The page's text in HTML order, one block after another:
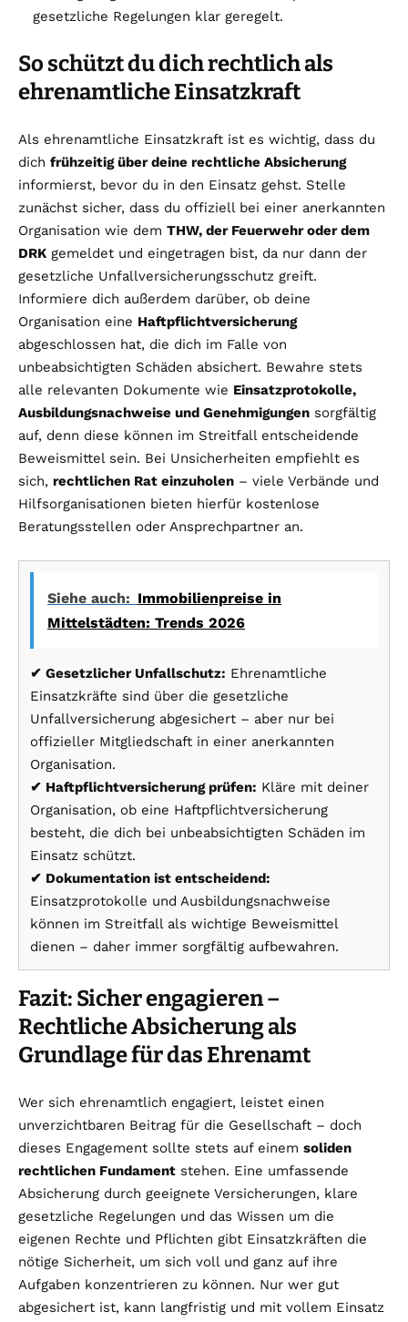
gesetzliche Regelungen klar geregelt.
So schützt du dich rechtlich als
ehrenamtliche Einsatzkraft
Als ehrenamtliche Einsatzkraft ist es wichtig, dass du
dich frühzeitig über deine rechtliche Absicherung
informierst, bevor du in den Einsatz gehst. Stelle
zunächst sicher, dass du offiziell bei einer anerkannten
Organisation wie dem THW, der Feuerwehr oder dem
DRK gemeldet und eingetragen bist, da nur dann der
gesetzliche Unfallversicherungsschutz greift.
Informiere dich außerdem darüber, ob deine
Organisation eine Haftpflichtversicherung
abgeschlossen hat, die dich im Falle von
unbeabsichtigten Schäden absichert. Bewahre stets
alle relevanten Dokumente wie Einsatzprotokolle,
Ausbildungsnachweise und Genehmigungen sorgfältig
auf, denn diese können im Streitfall entscheidende
Beweismittel sein. Bei Unsicherheiten empfiehlt es
sich, rechtlichen Rat einzuholen – viele Verbände und
Hilfsorganisationen bieten hierfür kostenlose
Beratungsstellen oder Ansprechpartner an.
Siehe auch: Immobilienpreise in
Mittelstädten: Trends 2026
✔ Gesetzlicher Unfallschutz: Ehrenamtliche
Einsatzkräfte sind über die gesetzliche
Unfallversicherung abgesichert – aber nur bei
offizieller Mitgliedschaft in einer anerkannten
Organisation.
✔ Haftpflichtversicherung prüfen: Kläre mit deiner
Organisation, ob eine Haftpflichtversicherung
besteht, die dich bei unbeabsichtigten Schäden im
Einsatz schützt.
✔ Dokumentation ist entscheidend:
Einsatzprotokolle und Ausbildungsnachweise
können im Streitfall als wichtige Beweismittel
dienen – daher immer sorgfältig aufbewahren.
Fazit: Sicher engagieren –
Rechtliche Absicherung als
Grundlage für das Ehrenamt
Wer sich ehrenamtlich engagiert, leistet einen
unverzichtbaren Beitrag für die Gesellschaft – doch
dieses Engagement sollte stets auf einem soliden
rechtlichen Fundament stehen. Eine umfassende
Absicherung durch geeignete Versicherungen, klare
gesetzliche Regelungen und das Wissen um die
eigenen Rechte und Pflichten gibt Einsatzkräften die
nötige Sicherheit, um sich voll und ganz auf ihre
Aufgaben konzentrieren zu können. Nur wer gut
abgesichert ist, kann langfristig und mit vollem Einsatz